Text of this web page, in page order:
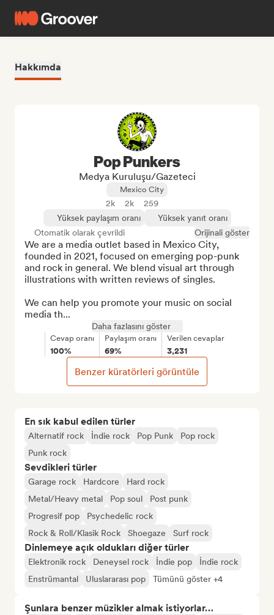
Hakkımda
En sık kabul edilen türler
Alternatif rock İndie rock Pop Punk
Pop rock
Punk rock
Sevdikleri türler
Garage rock Hardcore
Hard rock
Metal/Heavy metal
Pop soul
Post punk
Progresif pop
Psychedelic rock
Rock & Roll/Klasik Rock
Shoegaze Surf rock
Dinlemeye açık oldukları diğer türler
Elektronik rock Deneysel rock İndie pop
İndie rock
Enstrümantal
Uluslararası pop Tümünü göster +4
Şunlara benzer müzikler almak istiyorlar…
Pop Punkers
Medya Kuruluşu/Gazeteci
Mexico City
2k 2k
259
Yüksek paylaşım oranı
Yüksek yanıt oranı
Otomatik olarak çevrildi
Orijinali göster
We are a media outlet based in Mexico City,
founded in 2021, focused on emerging pop-punk
and rock in general. We blend visual art through
illustrations with written reviews of singles.
We can help you promote your music on social
media th...
Daha fazlasını göster
Cevap oranı
100%
Paylaşım oranı
69%
Verilen cevaplar
3,231
Benzer küratörleri görüntüle